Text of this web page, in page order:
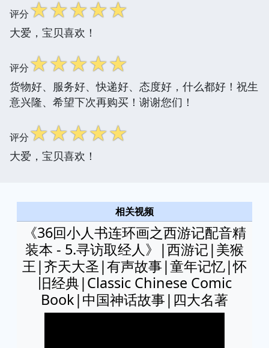
评分☆☆☆☆☆
大爱，宝贝喜欢！
评分☆☆☆☆☆
货物好、服务好、快递好、态度好，什么都好！祝生
意兴隆、希望下次再购买！谢谢您们！
评分☆☆☆☆☆
大爱，宝贝喜欢！
相关视频
《36回小人书连环画之西游记配音精
装本 - 5.寻访取经人》|西游记|美猴
王|齐天大圣|有声故事|童年记忆|怀
旧经典|Classic Chinese Comic
Book|中国神话故事|四大名著